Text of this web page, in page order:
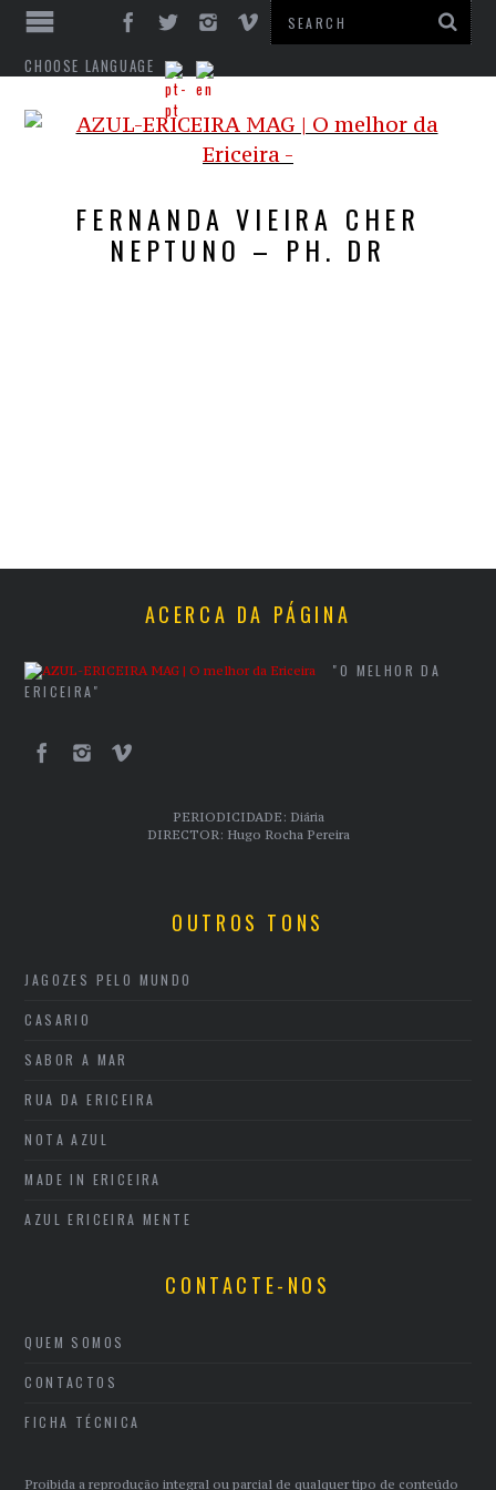
CHOOSE LANGUAGE
FERNANDA VIEIRA CHER
NEPTUNO – PH. DR
ACERCA DA PÁGINA
"O MELHOR DA
ERICEIRA"
PERIODICIDADE: Diária
DIRECTOR: Hugo Rocha Pereira
OUTROS TONS
JAGOZES PELO MUNDO
CASARIO
SABOR A MAR
RUA DA ERICEIRA
NOTA AZUL
MADE IN ERICEIRA
AZUL ERICEIRA MENTE
CONTACTE-NOS
QUEM SOMOS
CONTACTOS
FICHA TÉCNICA
Proibida a reprodução integral ou parcial de qualquer tipo de conteúdo